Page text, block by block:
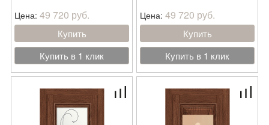
Цена: 49 720 руб.
Купить
Купить в 1 клик
Цена: 49 720 руб.
Купить
Купить в 1 клик